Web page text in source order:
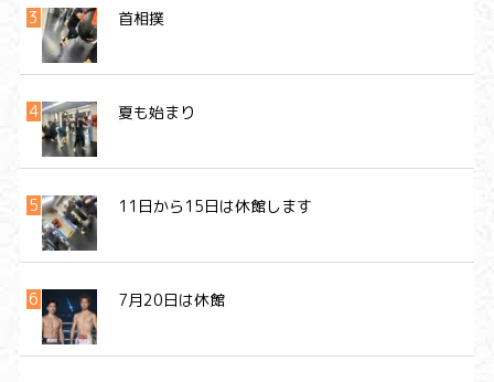
首相撲
夏も始まり
11日から15日は休館します
7月20日は休館